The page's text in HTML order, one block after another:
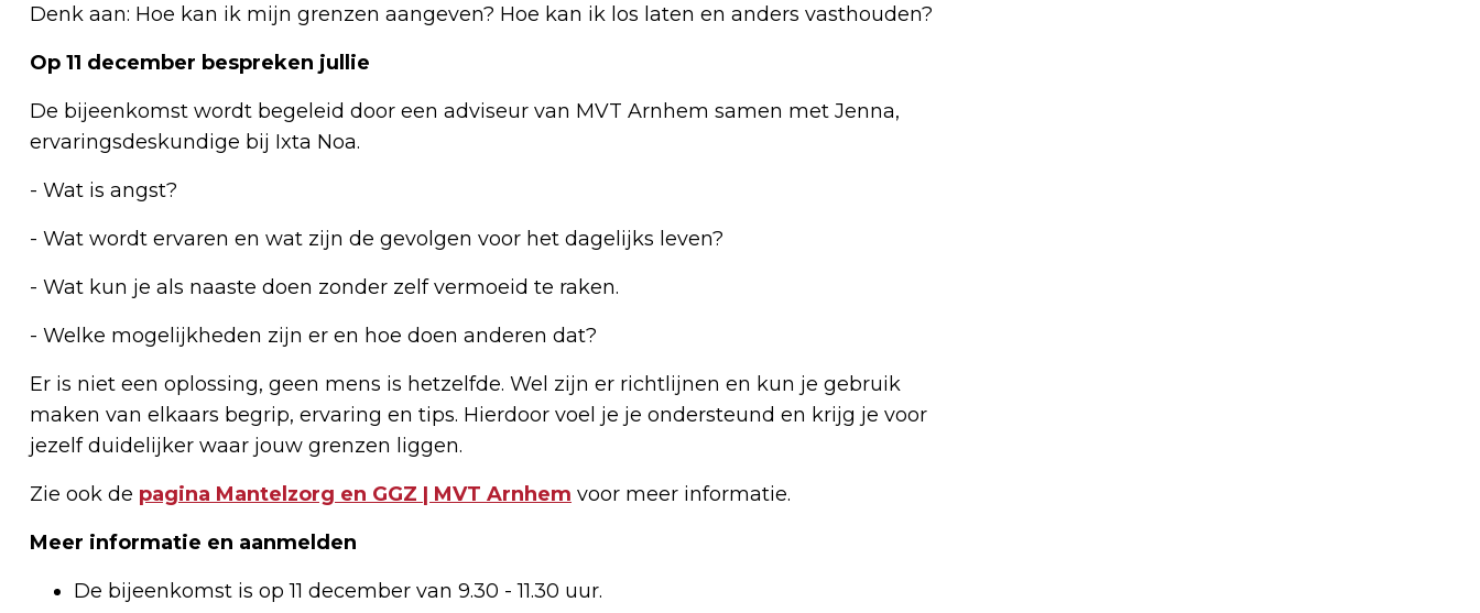
Denk aan: Hoe kan ik mijn grenzen aangeven? Hoe kan ik los laten en anders vasthouden?
Op 11 december bespreken jullie
De bijeenkomst wordt begeleid door een adviseur van MVT Arnhem samen met Jenna,
ervaringsdeskundige bij Ixta Noa.
- Wat is angst?
- Wat wordt ervaren en wat zijn de gevolgen voor het dagelijks leven?
- Wat kun je als naaste doen zonder zelf vermoeid te raken.
- Welke mogelijkheden zijn er en hoe doen anderen dat?
Er is niet een oplossing, geen mens is hetzelfde. Wel zijn er richtlijnen en kun je gebruik
maken van elkaars begrip, ervaring en tips. Hierdoor voel je je ondersteund en krijg je voor
jezelf duidelijker waar jouw grenzen liggen.
Zie ook de pagina Mantelzorg en GGZ | MVT Arnhem voor meer informatie.
Meer informatie en aanmelden
De bijeenkomst is op 11 december van 9.30 - 11.30 uur.